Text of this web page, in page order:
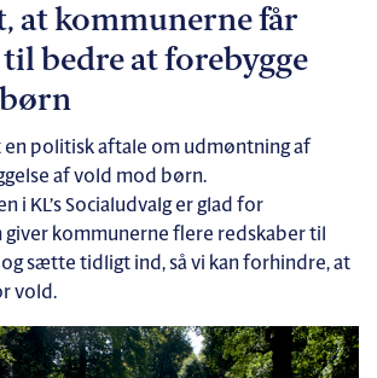
at kommunerne får
bedre at forebygge
en politisk aftale om udmøntning af
af vold mod børn.
i KL’s Socialudvalg er glad for
kommunerne flere redskaber til
sætte tidligt ind, så vi kan forhindre, at
vold.